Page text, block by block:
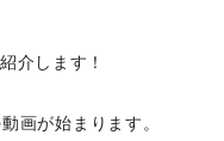
介します！
画が始まります。